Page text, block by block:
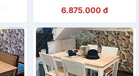
6.875.000 đ